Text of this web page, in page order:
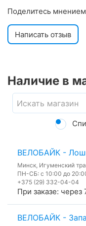
Поделитесь
Написать отзыв
Наличие в
ВЕЛОБАЙК -
Минск, Игуменский
ПН-СБ: с 10:00 до
+375 (29) 332-04-04
При заказе: через
ВЕЛОБАЙК -